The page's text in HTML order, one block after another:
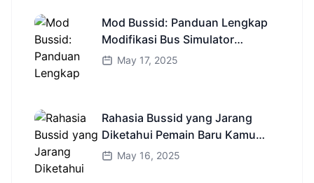
Mod Bussid: Panduan Lengkap
Modifikasi Bus Simulator
Indonesia
May 17, 2025
Rahasia Bussid yang Jarang
Diketahui Pemain Baru Kamu
Wajib Coba!
May 16, 2025